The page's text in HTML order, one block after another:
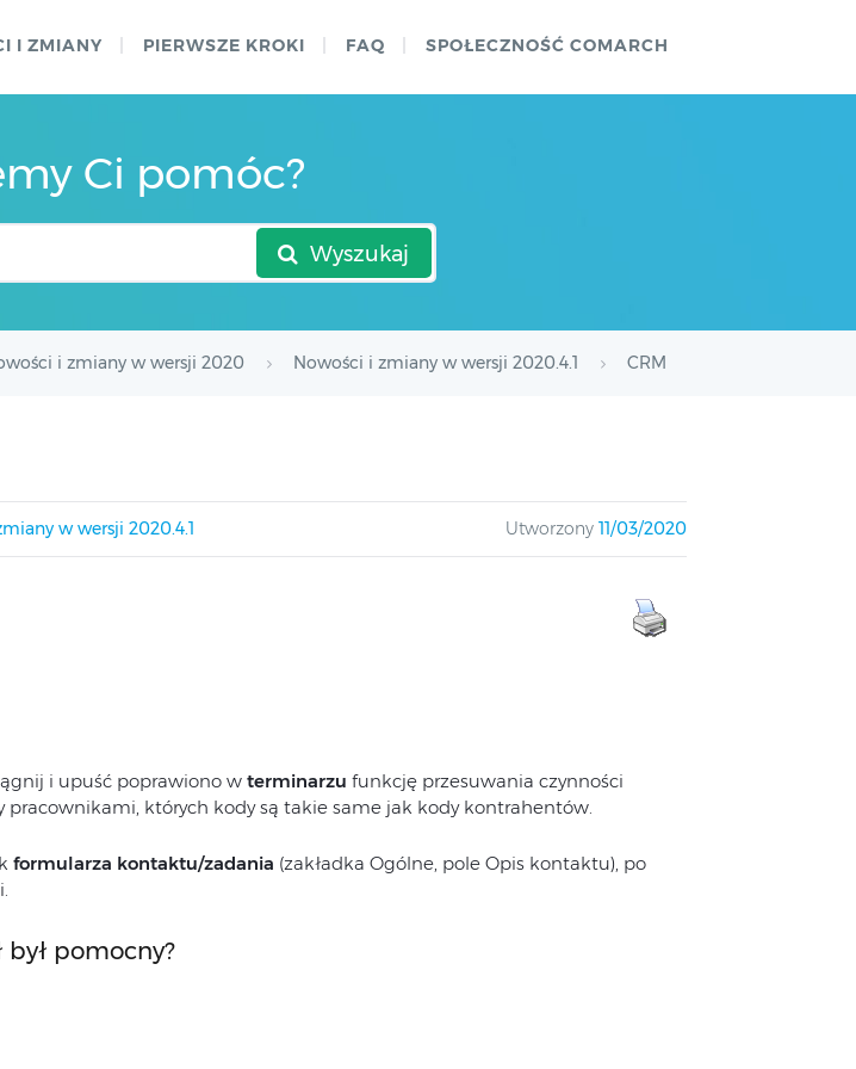
I ZMIANY PIERWSZE KROKI FAQ SPOŁECZNOŚĆ COMARCH
Ci pomóc?
Wyszukaj
i zmiany w wersji 2020 Nowości i zmiany w wersji 2020.4.1 CRM
w wersji 2020.4.1 Utworzony 11/03/2020
i upuść poprawiono w terminarzu funkcję przesuwania czynności
pracownikami, których kody są takie same jak kody kontrahentów.
formularza kontaktu/zadania (zakładka Ogólne, pole Opis kontaktu), po
był pomocny?